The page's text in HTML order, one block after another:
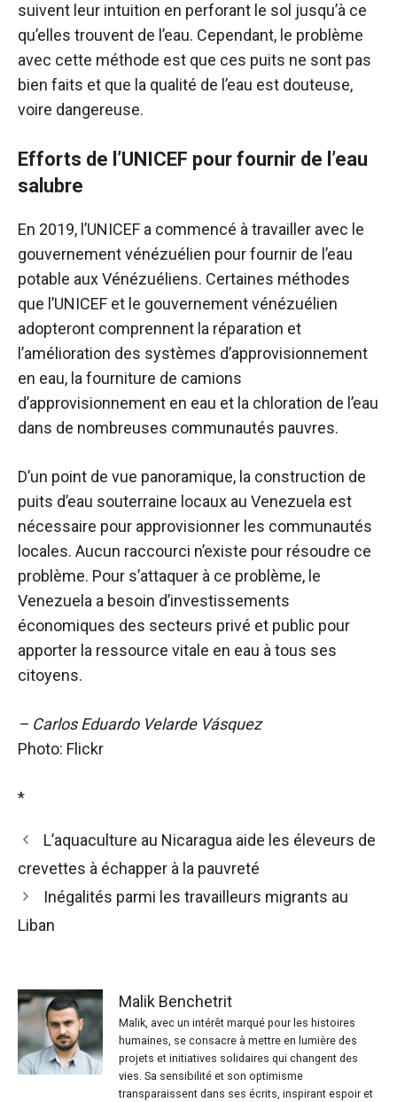
suivent leur intuition en perforant le sol jusqu’à ce
qu’elles trouvent de l’eau. Cependant, le problème
avec cette méthode est que ces puits ne sont pas
bien faits et que la qualité de l’eau est douteuse,
voire dangereuse.
Efforts de l’UNICEF pour fournir de l’eau
salubre
En 2019, l’UNICEF a commencé à travailler avec le
gouvernement vénézuélien pour fournir de l’eau
potable aux Vénézuéliens. Certaines méthodes
que l’UNICEF et le gouvernement vénézuélien
adopteront comprennent la réparation et
l’amélioration des systèmes d’approvisionnement
en eau, la fourniture de camions
d’approvisionnement en eau et la chloration de l’eau
dans de nombreuses communautés pauvres.
D’un point de vue panoramique, la construction de
puits d’eau souterraine locaux au Venezuela est
nécessaire pour approvisionner les communautés
locales. Aucun raccourci n’existe pour résoudre ce
problème. Pour s’attaquer à ce problème, le
Venezuela a besoin d’investissements
économiques des secteurs privé et public pour
apporter la ressource vitale en eau à tous ses
citoyens.
– Carlos Eduardo Velarde Vásquez
Photo: Flickr
*
L’aquaculture au Nicaragua aide les éleveurs de
crevettes à échapper à la pauvreté
Inégalités parmi les travailleurs migrants au
Liban
Malik Benchetrit
Malik, avec un intérêt marqué pour les histoires
humaines, se consacre à mettre en lumière des
projets et initiatives solidaires qui changent des
vies. Sa sensibilité et son optimisme
transparaissent dans ses écrits, inspirant espoir et